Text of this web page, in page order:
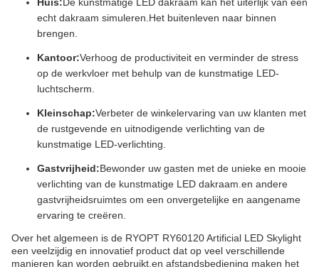
echt dakraam simuleren.Het buitenleven naar binnen
brengen.
Kantoor:Verhoog de productiviteit en verminder de stress
op de werkvloer met behulp van de kunstmatige LED-
luchtscherm.
Kleinschap:Verbeter de winkelervaring van uw klanten met
de rustgevende en uitnodigende verlichting van de
kunstmatige LED-verlichting.
Gastvrijheid:Bewonder uw gasten met de unieke en mooie
verlichting van de kunstmatige LED dakraam.en andere
gastvrijheidsruimtes om een onvergetelijke en aangename
ervaring te creëren.
Over het algemeen is de RYOPT RY60120 Artificial LED Skylight
een veelzijdig en innovatief product dat op veel verschillende
manieren kan worden gebruikt.en afstandsbediening maken het